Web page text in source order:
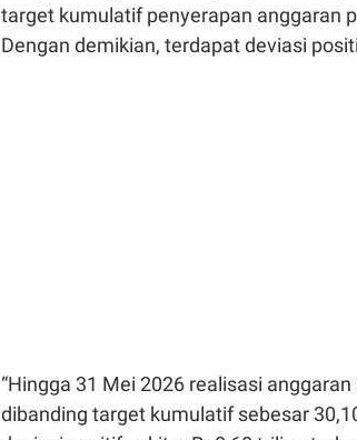
target kumulatif penyerapan anggaran
Dengan demikian, terdapat deviasi
“Hingga 31 Mei 2026 realisasi
dibanding target kumulatif sebesar